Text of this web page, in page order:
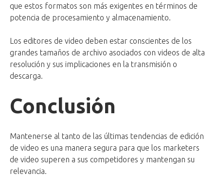
que estos formatos son más exigentes en términos de
potencia de procesamiento y almacenamiento.
Los editores de video deben estar conscientes de los
grandes tamaños de archivo asociados con videos de alta
resolución y sus implicaciones en la transmisión o
descarga.
Conclusión
Mantenerse al tanto de las últimas tendencias de edición
de video es una manera segura para que los marketers
de video superen a sus competidores y mantengan su
relevancia.